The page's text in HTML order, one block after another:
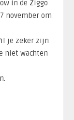
in de Ziggo
november om
je zeker zijn
niet wachten